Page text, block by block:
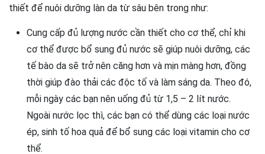
thiết để nuôi dưỡng làn da từ sâu bên trong như:
Cung cấp đủ lượng nước cần thiết cho cơ thể, chỉ khi
cơ thể được bổ sung đủ nước sẽ giúp nuôi dưỡng, các
tế bào da sẽ trở nên căng hơn và mịn màng hơn, đồng
thời giúp đào thải các độc tố và làm sáng da. Theo đó,
mỗi ngày các bạn nên uống đủ từ 1,5 – 2 lít nước.
Ngoài nước lọc thì, các bạn có thể dùng các loại nước
ép, sinh tố hoa quả để bổ sung các loại vitamin cho cơ
thể.